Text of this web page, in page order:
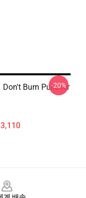
Burn Pullover
-20%